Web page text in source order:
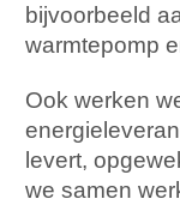
bijvoorbeeld
warmtepomp
Ook werken
levert,
we samen